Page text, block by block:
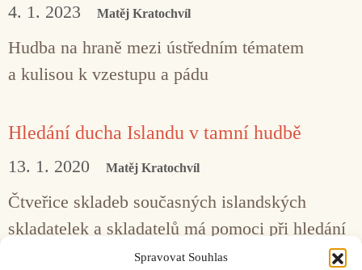
Spravovat Souhlas
4. 1. 2023 Matěj Kratochvíl
Hudba na hraně mezi ústředním tématem
a kulisou k vzestupu a pádu
Hledání ducha Islandu v tamní hudbě
13. 1. 2020 Matěj Kratochvíl
Čtveřice skladeb současných islandských
skladatelek a skladatelů má pomoci při hledání
hudební identity ostrovní země. K jasnému